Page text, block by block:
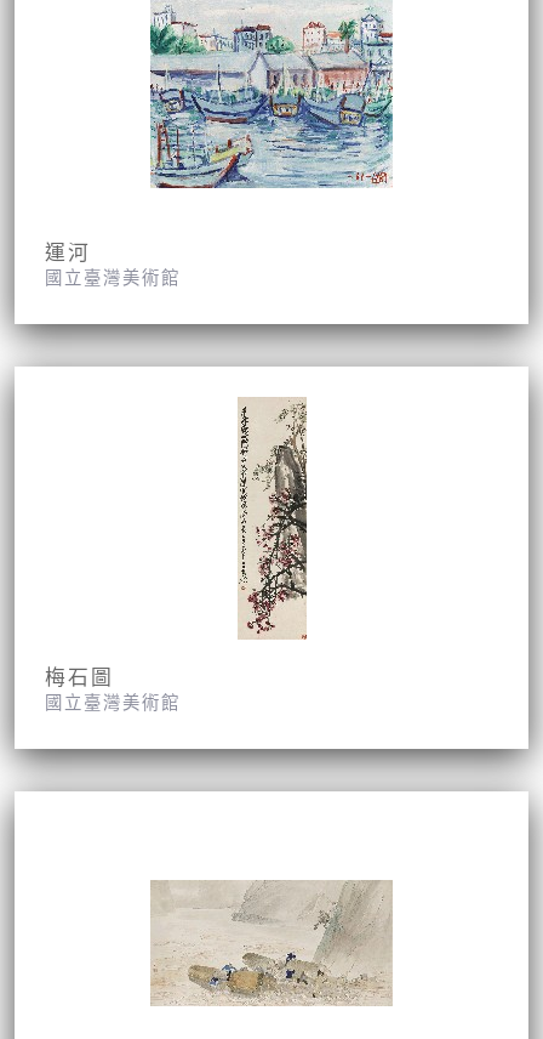
運河
國立臺灣美術館
梅石圖
國立臺灣美術館